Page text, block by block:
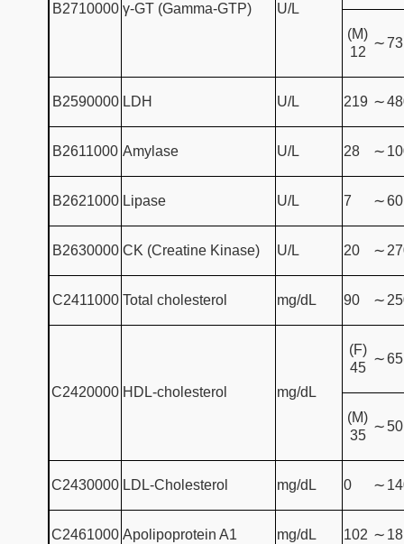
B2710000 γ-GT (Gamma-GTP) U/L
(M)
12
∼73
B2590000 LDH U/L 219 ∼
B2611000 Amylase U/L 28 ∼
B2621000 Lipase U/L 7 ∼60
B2630000 CK (Creatine Kinase) U/L 20 ∼
C2411000 Total cholesterol mg/dL 90 ∼
C2420000 HDL-cholesterol mg/dL
(F)
45
∼65
(M)
35
∼50
C2430000 LDL-Cholesterol mg/dL 0 ∼
C2461000 Apolipoprotein A1 mg/dL 102 ∼